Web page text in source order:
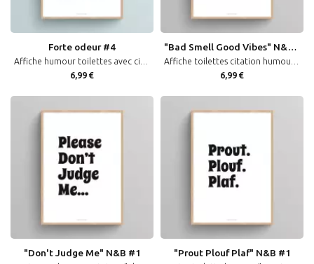
Forte odeur #4
6,99 €
"Bad Smell Good Vibes" N&B #1
6,99 €
"Don't Judge Me" N&B #1 "Prout Plouf Plaf" N&B #1